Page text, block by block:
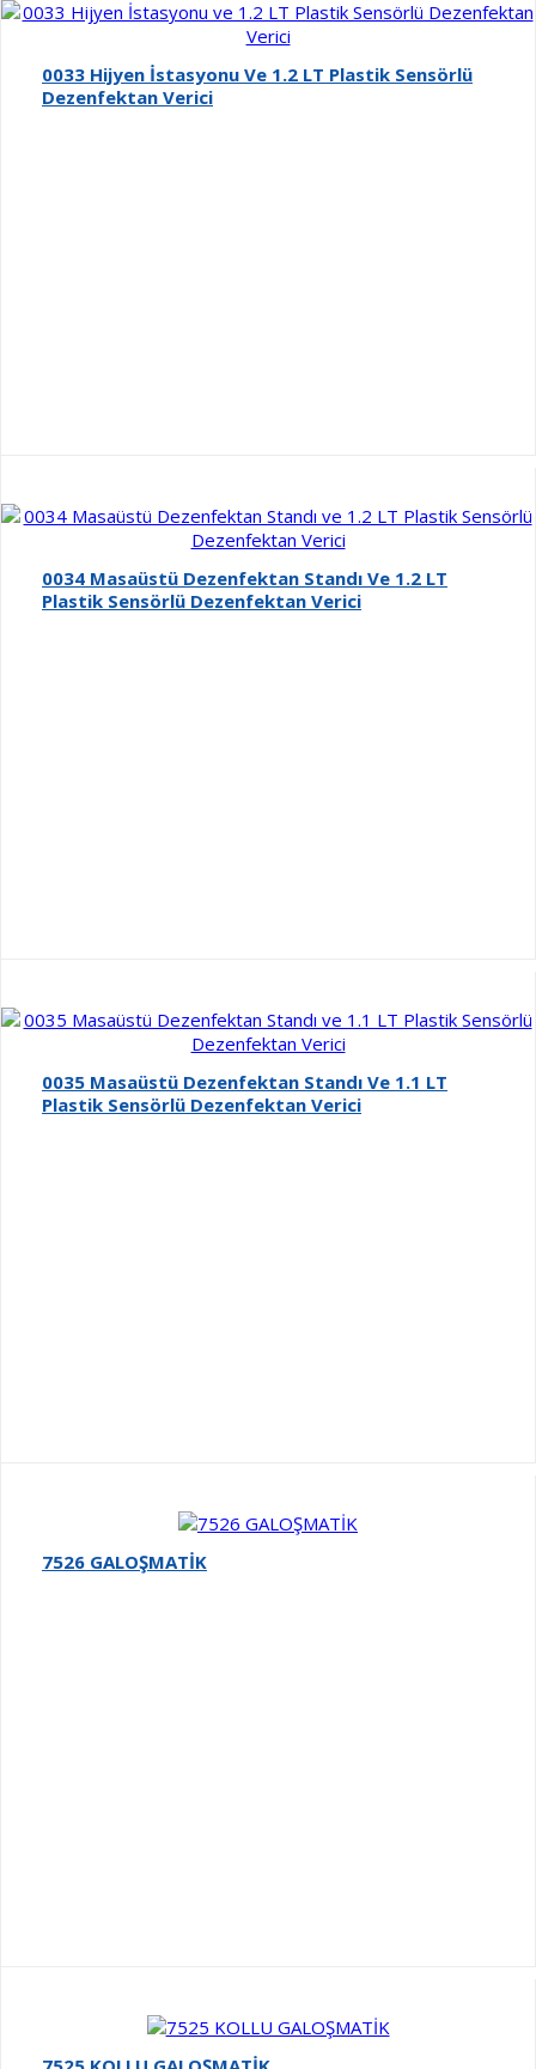
0033 Hijyen İstasyonu Ve 1.2 LT Plastik Sensörlü
Dezenfektan Verici
0034 Masaüstü Dezenfektan Standı Ve 1.2 LT
Plastik Sensörlü Dezenfektan Verici
0035 Masaüstü Dezenfektan Standı Ve 1.1 LT
Plastik Sensörlü Dezenfektan Verici
7526 GALOŞMATİK